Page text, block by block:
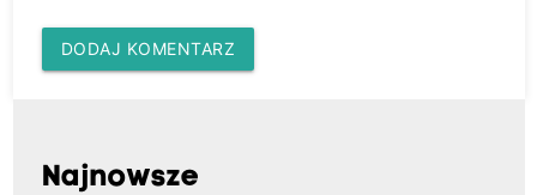
DODAJ KOMENTARZ
Najnowsze